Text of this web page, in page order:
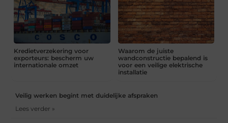
Kredietverzekering voor
exporteurs: bescherm uw
internationale omzet
Waarom de juiste
wandconstructie bepalend is
voor een veilige elektrische
installatie
Veilig werken begint met duidelijke afspraken
Lees verder »